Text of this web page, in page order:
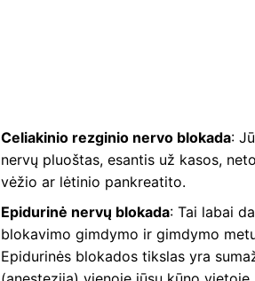
Celiakinio rezginio nervo blokada:
nervų pluoštas, esantis už kasos,
vėžio ar lėtinio pankreatito.
Epidurinė nervų blokada: Tai labai
blokavimo gimdymo ir gimdymo
Epidurinės blokados tikslas yra